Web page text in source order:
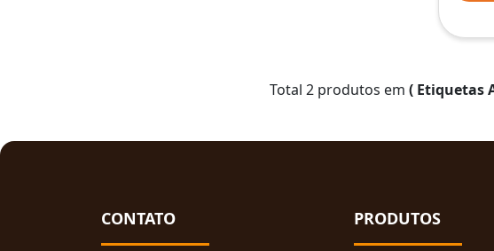
Total 2 produtos em ( Etiquetas
CONTATO PRODUTOS